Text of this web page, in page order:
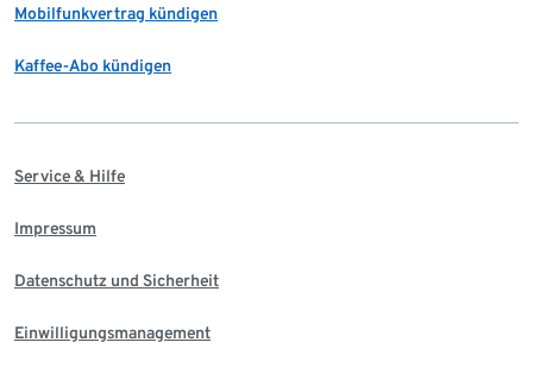
Mobilfunkvertrag kündigen
Kaffee-Abo kündigen
Service & Hilfe
Impressum
Datenschutz und Sicherheit
Einwilligungsmanagement